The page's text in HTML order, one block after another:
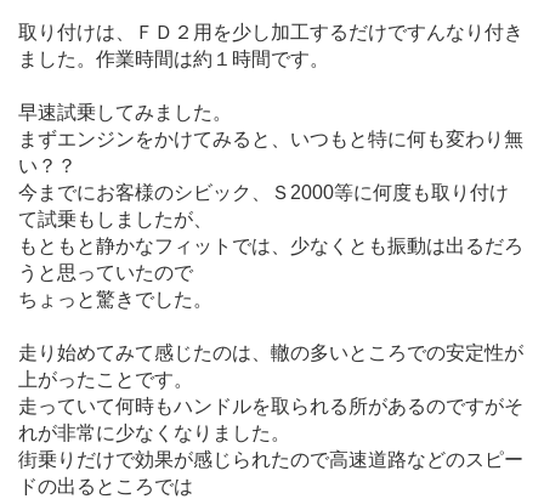
取り付けは、ＦＤ２用を少し加工するだけですんなり付き
ました。作業時間は約１時間です。
早速試乗してみました。
まずエンジンをかけてみると、いつもと特に何も変わり無
い？？
今までにお客様のシビック、Ｓ2000等に何度も取り付け
て試乗もしましたが、
もともと静かなフィットでは、少なくとも振動は出るだろ
うと思っていたので
ちょっと驚きでした。
走り始めてみて感じたのは、轍の多いところでの安定性が
上がったことです。
走っていて何時もハンドルを取られる所があるのですがそ
れが非常に少なくなりました。
街乗りだけで効果が感じられたので高速道路などのスピー
ドの出るところでは